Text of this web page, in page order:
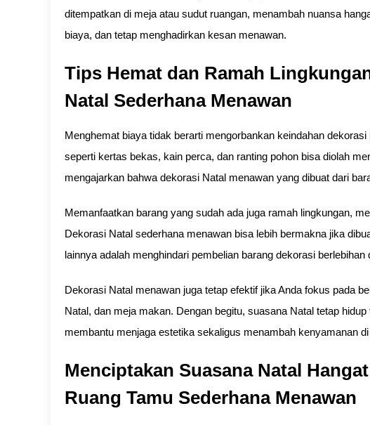
ditempatkan di meja atau sudut ruangan, menambah nuansa
biaya, dan tetap menghadirkan kesan menawan.
Tips Hemat dan Ramah
Natal Sederhana Menawan
Menghemat biaya tidak berarti mengorbankan keindahan
seperti kertas bekas, kain perca, dan ranting pohon bisa diolah
mengajarkan bahwa dekorasi Natal menawan yang dibuat dari
Memanfaatkan barang yang sudah ada juga ramah lingkungan,
Dekorasi Natal sederhana menawan bisa lebih bermakna jika
lainnya adalah menghindari pembelian barang dekorasi
Dekorasi Natal menawan juga tetap efektif jika Anda fokus pada
Natal, dan meja makan. Dengan begitu, suasana Natal tetap
membantu menjaga estetika sekaligus menambah kenyamanan
Menciptakan Suasana Natal
Ruang Tamu Sederhana Menawan